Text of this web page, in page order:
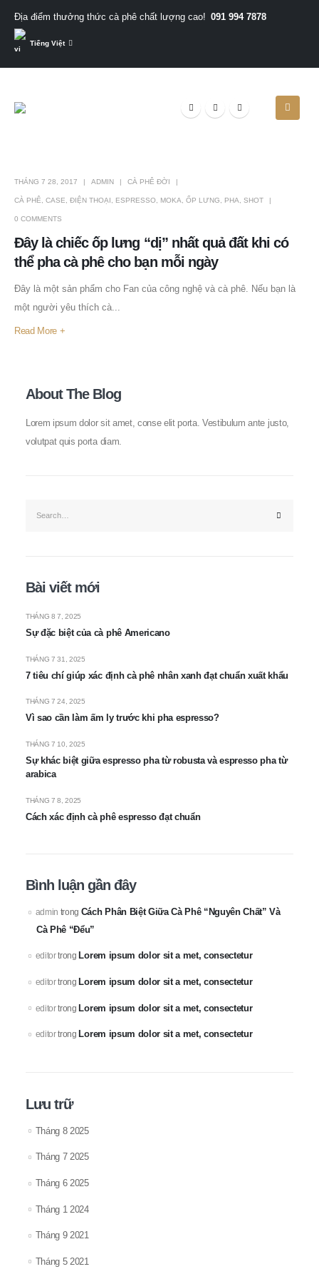
Địa điểm thưởng thức cà phê chất lượng cao! 091 994 7878
Tiếng Việt
Đây là chiếc ốp lưng “dị” nhất quả đất khi có
thể pha cà phê cho bạn mỗi ngày
THÁNG 7 28, 2017 ADMIN CÀ PHÊ ĐỜI
CÀ PHÊ CASE ĐIỆN THOẠI ESPRESSO MOKA ỐP LƯNG PHA SHOT
0 COMMENTS
Đây là một sản phẩm cho Fan của công nghệ và cà phê. Nếu bạn là
một người yêu thích cà...
Read More +
About The Blog
Lorem ipsum dolor sit amet, conse elit porta. Vestibulum ante justo,
volutpat quis porta diam.
Bài viết mới
Sự đặc biệt của cà phê Americano
THÁNG 8 7, 2025
7 tiêu chí giúp xác định cà phê nhân xanh đạt chuẩn xuất khẩu
THÁNG 7 31, 2025
Vì sao cần làm ấm ly trước khi pha espresso?
THÁNG 7 24, 2025
Sự khác biệt giữa espresso pha từ robusta và espresso pha từ
arabica
THÁNG 7 10, 2025
Cách xác định cà phê espresso đạt chuẩn
THÁNG 7 8, 2025
Bình luận gần đây
admin trong Cách Phân Biệt Giữa Cà Phê “Nguyên Chất” Và
Cà Phê “Đểu”
editortrong Lorem ipsum dolor sit a met, consectetur
editortrong Lorem ipsum dolor sit a met, consectetur
editortrong Lorem ipsum dolor sit a met, consectetur
editortrong Lorem ipsum dolor sit a met, consectetur
Lưu trữ
Tháng 8 2025
Tháng 7 2025
Tháng 6 2025
Tháng 1 2024
Tháng 9 2021
Tháng 5 2021